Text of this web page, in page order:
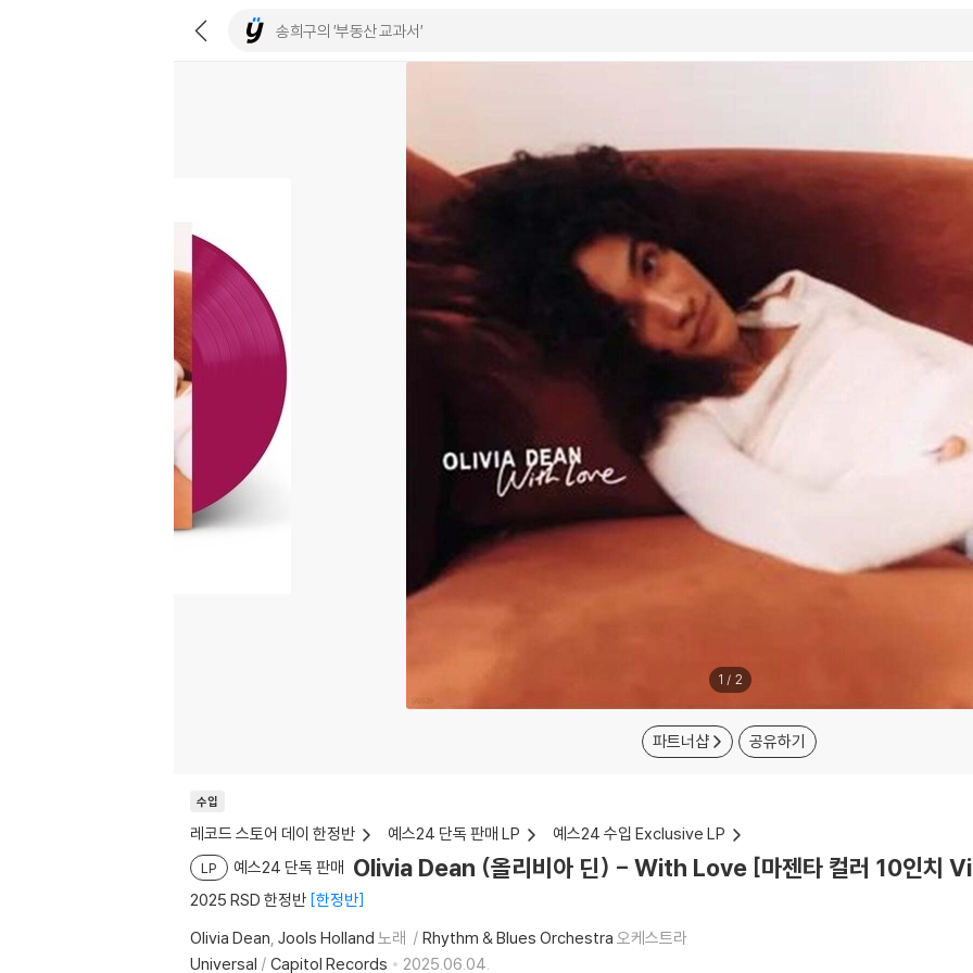
1 / 2
파트너샵 공유하기
수입
레코드 스토어 데이 한정반 예스24 단독 판매 LP 예스24 수입 Exclusive LP
LP 예스24 단독 판매 Olivia Dean (올리비아 딘) - With Love [마젠타 컬러 10인치
2025 RSD 한정반 한정반
Olivia Dean Jools Holland 노래 Rhythm & Blues Orchestra 오케스트라
Universal / Capitol Records 2025.06.04.